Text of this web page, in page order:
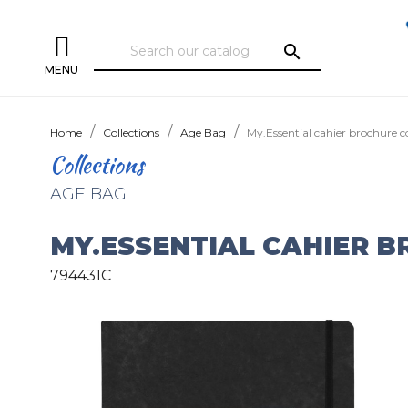
MENU
search
Home Collections Age Bag My.Essential cahier brochure
Collections
AGE BAG
MY.ESSENTIAL CAHIER
794431C